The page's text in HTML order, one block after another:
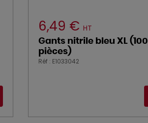
6,49 € HT
Gants nitrile bleu XL (100
pièces)
Réf : E1033042